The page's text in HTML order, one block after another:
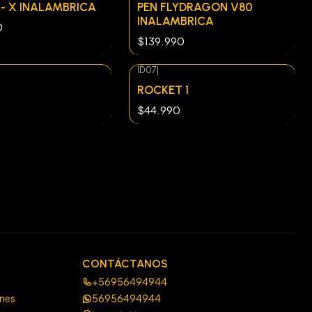
X INALAMBRICA
PEN FLYDRAGON V80
INALAMBRICA
$139.990
ID07
ROCKET 1
$44.990
CONTÁCTANOS
+56956494944
56956494944